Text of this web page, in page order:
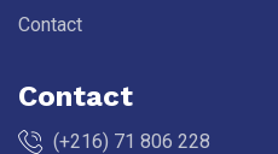
Contact
Contact
(+216) 71 806 228